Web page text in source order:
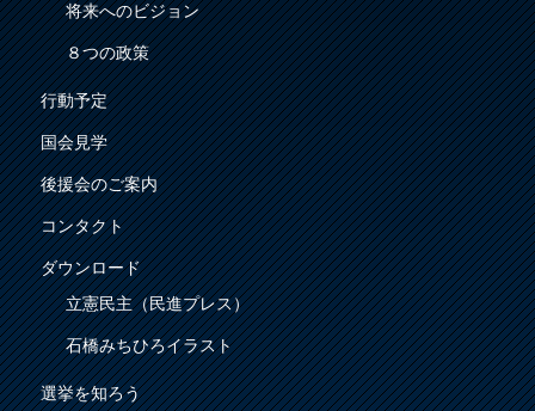
将来へのビジョン
８つの政策
行動予定
国会見学
後援会のご案内
コンタクト
ダウンロード
立憲民主（民進プレス）
石橋みちひろイラスト
選挙を知ろう